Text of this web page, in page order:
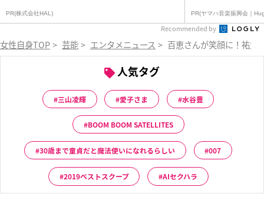
PR(株式会社HAL) PR(ヤマハ音楽振興会｜
Recommended by
女性自身TOP > 芸能 > エンタメニュース > 百恵さんが笑顔に！祐太
人気タグ
三山凌輝 愛子さま 水谷豊
BOOM BOOM SATELLITES
30歳まで童貞だと魔法使いになれるらしい 007
2019ベストスクープ AIセクハラ